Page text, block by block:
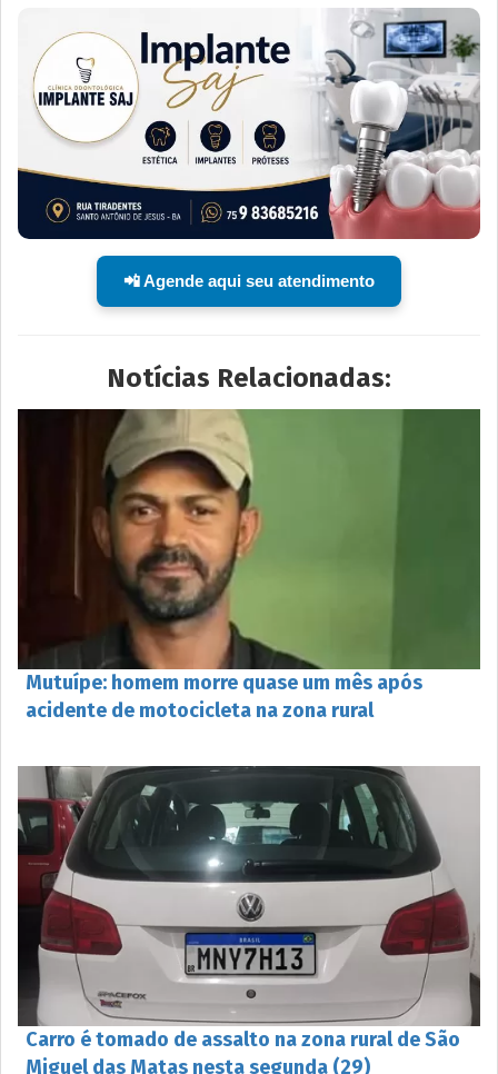
📲 Agende aqui seu atendimento
Notícias Relacionadas:
Mutuípe: homem morre quase um mês após
acidente de motocicleta na zona rural
Carro é tomado de assalto na zona rural de São
Miguel das Matas nesta segunda (29)